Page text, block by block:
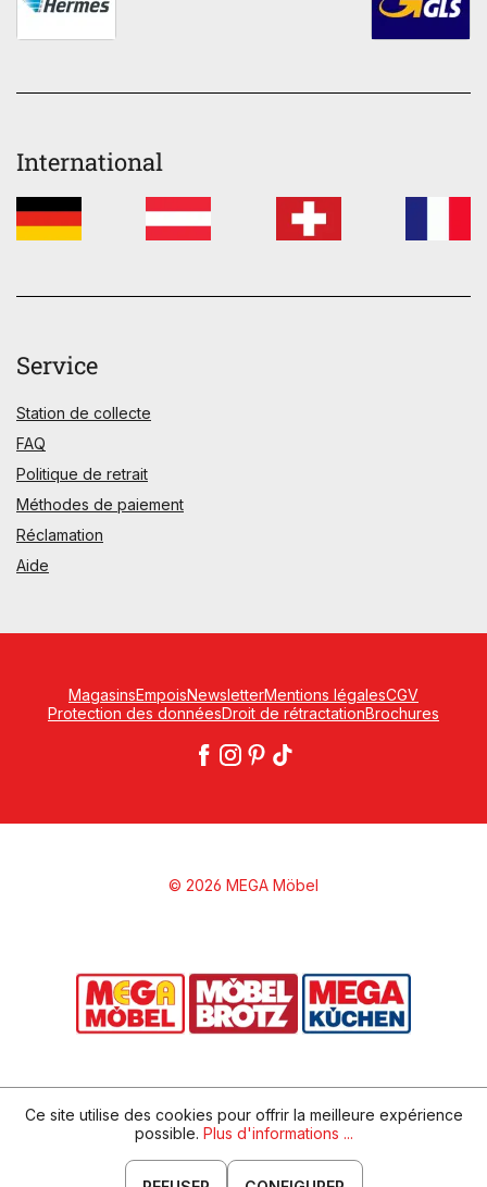
International
Service
Station de collecte
FAQ
Politique de retrait
Méthodes de paiement
Réclamation
Aide
MagasinsEmpoisNewsletterMentions légalesCGV
Protection des donnéesDroit de rétractationBrochures
© 2026 MEGA Möbel
Ce site utilise des cookies pour offrir la meilleure expérience
possible. Plus d'informations ...